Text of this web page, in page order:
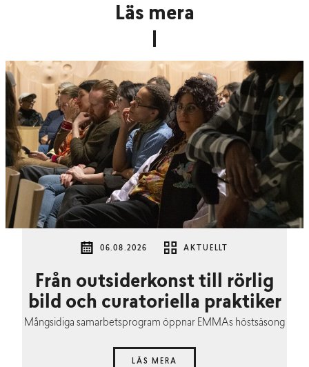
Läs mera
06.08.2026 AKTUELLT
Från outsiderkonst till rörlig
bild och curatoriella praktiker
Mångsidiga samarbetsprogram öppnar EMMAs höstsäsong
LÄS MERA